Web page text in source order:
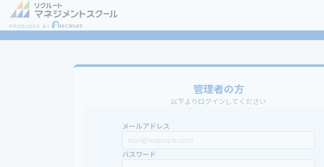
管理者の方
以下よりログインしてください
メールアドレス
パスワード